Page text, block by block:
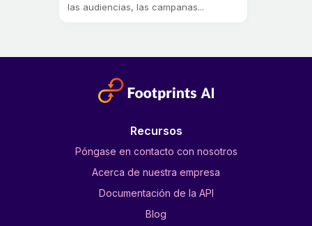
las audiencias, las campanas...
Recursos
Póngase en contacto con nosotros
Acerca de nuestra empresa
Documentación de la API
Blog